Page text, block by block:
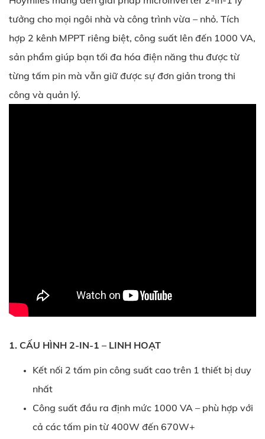
tưởng cho mọi ngôi nhà và công trình vừa – nhỏ. Tích
hợp 2 kênh MPPT riêng biệt, công suất lên đến 1000 VA,
sản phẩm giúp bạn tối đa hóa điện năng thu được từ
từng tấm pin mà vẫn giữ được sự đơn giản trong thi
công và quản lý.
1. CẤU HÌNH 2-IN-1 – LINH HOẠT
Kết nối 2 tấm pin công suất cao trên 1 thiết bị duy
nhất
Công suất đầu ra định mức 1000 VA – phù hợp với
cả các tấm pin từ 400W đến 670W+